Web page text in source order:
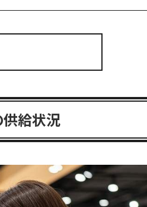
給状況